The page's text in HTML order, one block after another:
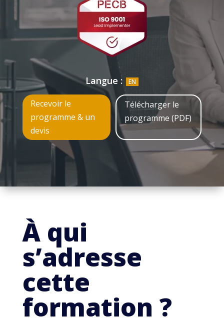
Langue : EN
Recevoir le
programme & un
devis
Télécharger le
programme (PDF)
À qui
s’adresse
cette
formation ?